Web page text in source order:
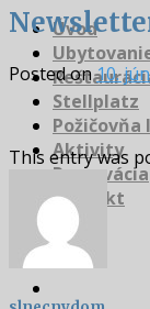
Úvod
Stellplatz
Požičovňa
Aktivity
Rezervácia
Kontakt
Posted on10.
This entry was